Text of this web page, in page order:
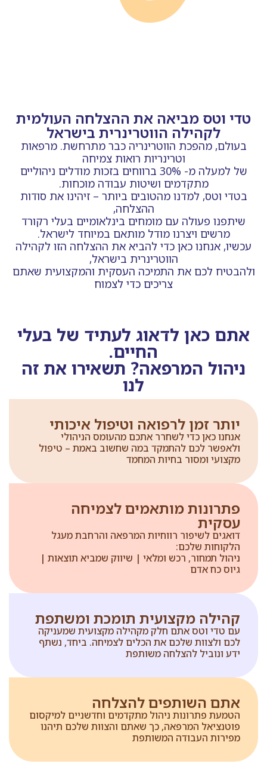
טדי וטס מביאה את ההצלחה העולמית
לקהילה הווטרינרית בישראל
בעולם, מהפכת הווטרינריה כבר מתרחשת. מרפאות
וטרינריות רואות צמיחה
של למעלה מ- 30% ברווחים בזכות מודלים ניהוליים
מתקדמים ושיטות עבודה מוכחות.
בטדי וטס, למדנו מהטובים ביותר – זיהינו את סודות
ההצלחה,
שיתפנו פעולה עם מומחים בינלאומיים בעלי רקורד
מרשים ויצרנו מודל מותאם במיוחד לישראל.
עכשיו, אנחנו כאן כדי להביא את ההצלחה הזו לקהילה
הווטרינרית בישראל,
ולהבטיח לכם את התמיכה העסקית והמקצועית שאתם
צריכים כדי לצמוח
אתם כאן לדאוג לעתיד של בעלי
החיים.
ניהול המרפאה? תשאירו את זה
לנו
יותר זמן לרפואה וטיפול איכותי
אנחנו כאן כדי לשחרר אתכם מהעומס הניהולי
ולאפשר לכם להתמקד במה שחשוב באמת – טיפול
מקצועי ומסור בחיות המחמד
פתרונות מותאמים לצמיחה
עסקית
דואגים לשיפור רווחיות המרפאה והרחבת מעגל
הלקוחות שלכם:
ניהול תמחור, רכש ומלאי | שיווק שמביא תוצאות |
גיוס כח אדם
קהילה מקצועית תומכת ומשתפת
עם טדי וטס אתם חלק מקהילה מקצועית שמעניקה
לכם ולצוות שלכם את הכלים לצמיחה. ביחד, נשתף
ידע ונוביל להצלחה משותפת
אתם השותפים להצלחה
הטמעת פתרונות ניהול מתקדמים וחדשניים למיקסום
פוטנציאל המרפאה, כך שאתם והצוות שלכם תיהנו
מפירות העבודה המשותפת